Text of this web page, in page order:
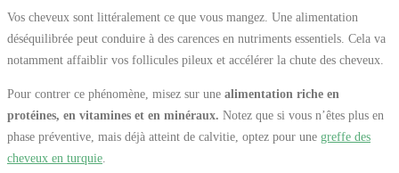
Vos cheveux sont littéralement ce que vous mangez. Une alimentation
déséquilibrée peut conduire à des carences en nutriments essentiels. Cela va
notamment affaiblir vos follicules pileux et accélérer la chute des cheveux.
Pour contrer ce phénomène, misez sur une alimentation riche en
protéines, en vitamines et en minéraux. Notez que si vous n’êtes plus en
phase préventive, mais déjà atteint de calvitie, optez pour une greffe des
cheveux en turquie.